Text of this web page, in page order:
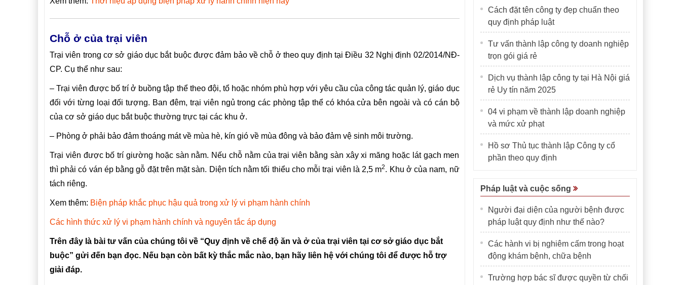
Chỗ ở của trại viên
Trại viên trong cơ sở giáo dục bắt buộc được đảm bảo về chỗ ở theo quy định tại Điều 32 Nghị định 02/2014/NĐ-
CP. Cụ thể như sau:
–Trại viên được bố trí ở buồng tập thể theo đội, tổ hoặc nhóm phù hợp với yêu cầu của công tác quản lý, giáo dục
đối với từng loại đối tượng. Ban đêm, trại viên ngủ trong các phòng tập thể có khóa cửa bên ngoài và có cán bộ
của cơ sở giáo dục bắt buộc thường trực tại các khu ở.
– Phòng ở phải bảo đảm thoáng mát về mùa hè, kín gió về mùa đông và bảo đảm vệ sinh môi trường.
Trại viên được bố trí giường hoặc sàn nằm. Nếu chỗ nằm của trại viên bằng sàn xây xi măng hoặc lát gạch men
thì phải có ván ép bằng gỗ đặt trên mặt sàn. Diện tích nằm tối thiểu cho mỗi trại viên là 2,5 m2. Khu ở của nam, nữ
tách riêng.
Xem thêm: Biện pháp khắc phục hậu quả trong xử lý vi phạm hành chính
Các hình thức xử lý vi phạm hành chính và nguyên tắc áp dụng
Trên đây là bài tư vấn của chúng tôi về “Quy định về chế độ ăn và ở của trại viên tại cơ sở giáo dục bắt
buộc” gửi đến bạn đọc. Nếu bạn còn bất kỳ thắc mắc nào, bạn hãy liên hệ với chúng tôi để được hỗ trợ
giải đáp.
Cách đặt tên công ty đẹp chuẩn theo
quy định pháp luật
Tư vấn thành lập công ty doanh nghiệp
trọn gói giá rẻ
Dịch vụ thành lập công ty tại Hà Nội giá
rẻ Uy tín năm 2025
04 vi phạm về thành lập doanh nghiệp
và mức xử phạt
Hồ sơ Thủ tục thành lập Công ty cổ
phần theo quy định
Pháp luật và cuộc sống
Người đại diện của người bệnh được
pháp luật quy định như thế nào?
Các hành vi bị nghiêm cấm trong hoạt
động khám bệnh, chữa bệnh
Trường hợp bác sĩ được quyền từ chối